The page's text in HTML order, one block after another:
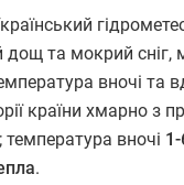
та мокрий сніг,
вночі та
країни хмарно з
вночі
.